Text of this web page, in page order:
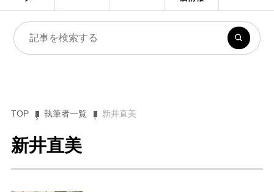
TOP 執筆者一覧 新井直美
新井直美